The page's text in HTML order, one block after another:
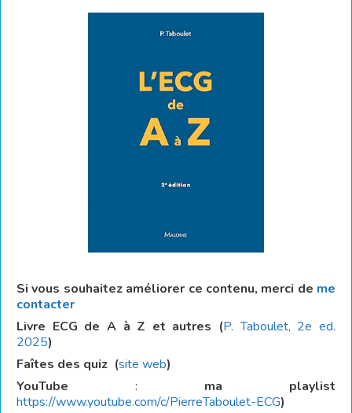
Si vous souhaitez améliorer ce contenu, merci de me
contacter
Livre ECG de A à Z et autres (P. Taboulet, 2e ed.
2025)
Faîtes des quiz (site web)
YouTube : ma playlist
https://www.youtube.com/c/PierreTaboulet-ECG)